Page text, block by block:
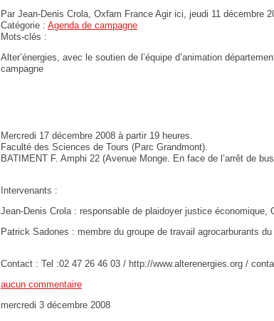
Par Jean-Denis Crola, Oxfam France Agir ici, jeudi 11 décembre
Catégorie : Agenda de campagne
Mots-clés :
Alter’énergies, avec le soutien de l’équipe d’animation
campagne
Mercredi 17 décembre 2008 à partir 19 heures.
Faculté des Sciences de Tours (Parc Grandmont).
BATIMENT F. Amphi 22 (Avenue Monge. En face de l’arrêt de
Intervenants :
Jean-Denis Crola : responsable de plaidoyer justice économique,
Patrick Sadones : membre du groupe de travail agrocarburants
Contact : Tel :02 47 26 46 03 / http://www.alterenergies.org /
aucun commentaire
mercredi 3 décembre 2008